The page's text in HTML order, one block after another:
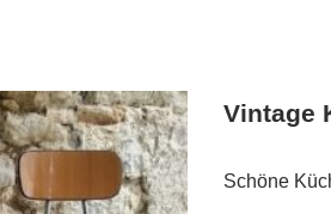
Vintage
Schöne